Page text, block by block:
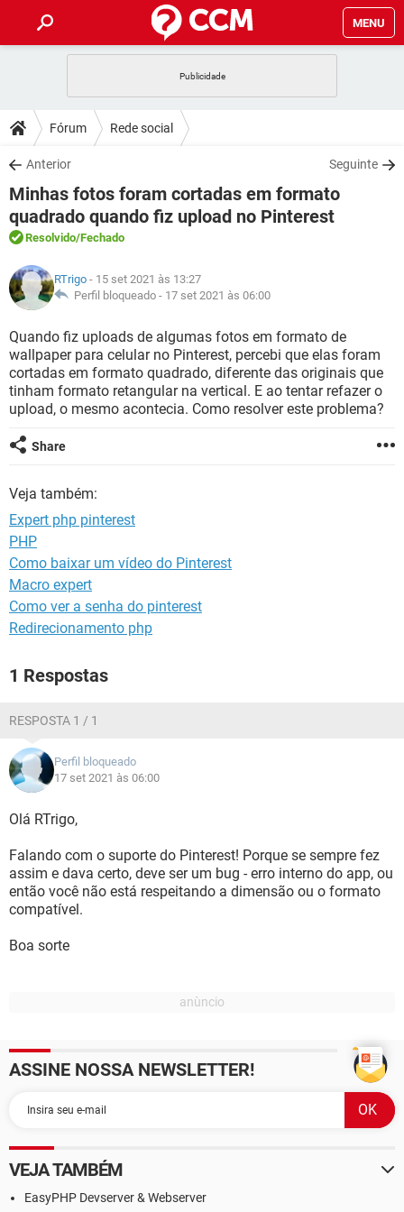
MENU
CELULAR
OUTLOOK
INSTAGRAM GMAIL
GUIA DE COMPRAS
DICAS
JOGOS
OUTLOOK EXCEL
INSTAGRAM
GUIA DE COMPRAS
DOWNLOADS
JOGOS WHATSAPP
CELULAR FACEBOOK
INSTAGRAM
FÓRUM
JOGOS
CELULAR
OUTLOOK EXCEL
INSTAGRAM GMAIL
GUIA DE COMPRAS
JOGOS
OUTLOOK EXCEL
INSTAGRAM GMAIL
GUIA DE COMPRAS
Fórum Rede social
Anterior Seguinte
Minhas fotos foram cortadas em formato
quadrado quando fiz upload no Pinterest
Resolvido/Fechado
RTrigo - 15 set 2021 às 13:27
Perfil bloqueado - 17 set 2021 às 06:00
Quando fiz uploads de algumas fotos em formato de
wallpaper para celular no Pinterest, percebi que elas foram
cortadas em formato quadrado, diferente das originais que
tinham formato retangular na vertical. E ao tentar refazer o
upload, o mesmo acontecia. Como resolver este problema?
Share
Veja também:
Expert php pinterest
PHP
Como baixar um vídeo do Pinterest
Macro expert
Como ver a senha do pinterest
Redirecionamento php
1 Respostas
RESPOSTA 1 / 1
Perfil bloqueado
17 set 2021 às 06:00
Olá RTrigo,
Falando com o suporte do Pinterest! Porque se sempre fez
assim e dava certo, deve ser um bug - erro interno do app, ou
então você não está respeitando a dimensão ou o formato
compatível.
Boa sorte
ASSINE NOSSA NEWSLETTER!
VEJA TAMBÉM
EasyPHP Devserver & Webserver